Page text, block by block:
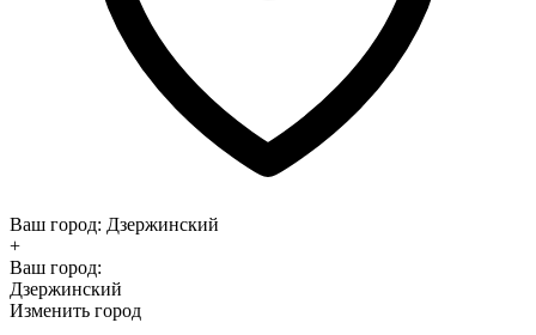
Ваш город: Дзержинский
+
Ваш город:
Дзержинский
Изменить город